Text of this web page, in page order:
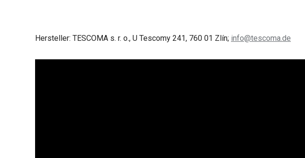
Hersteller: TESCOMA s. r. o., U Tescomy 241, 760 01 Zlín; info@tescoma.de